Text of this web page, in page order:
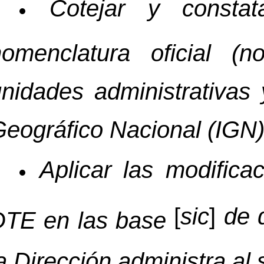
Cotejar y
oficial
Nacional
Aplicar las
en las base [sic] de
Dirección administra al